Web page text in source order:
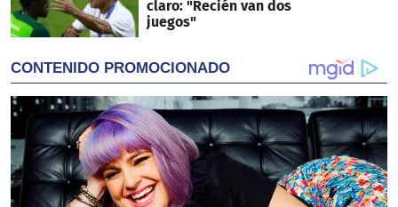
claro: "Recién van dos
juegos"